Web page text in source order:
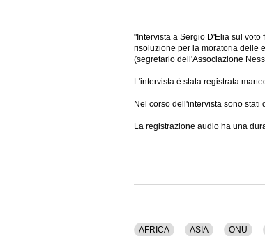
"Intervista a Sergio D'Elia sul
risoluzione per la moratoria delle
(segretario dell'Associazione
L'intervista è stata registrata
Nel corso dell'intervista sono stati
La registrazione audio ha una
AFRICA ASIA ONU